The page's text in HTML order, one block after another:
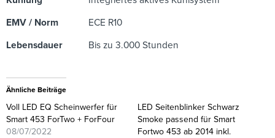
EMV / Norm ECE R10
Lebensdauer Bis zu 3.000 Stunden
Ähnliche Beiträge
Voll LED EQ Scheinwerfer für
Smart 453 ForTwo + ForFour
08/07/2022
LED Seitenblinker Schwarz
Smoke passend für Smart
Fortwo 453 ab 2014 inkl.